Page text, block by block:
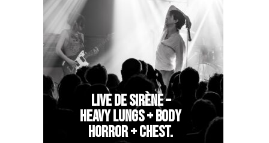
LIVE DE SIRÈNE –
HEAVY LUNGS + BODY
HORROR + CHEST.